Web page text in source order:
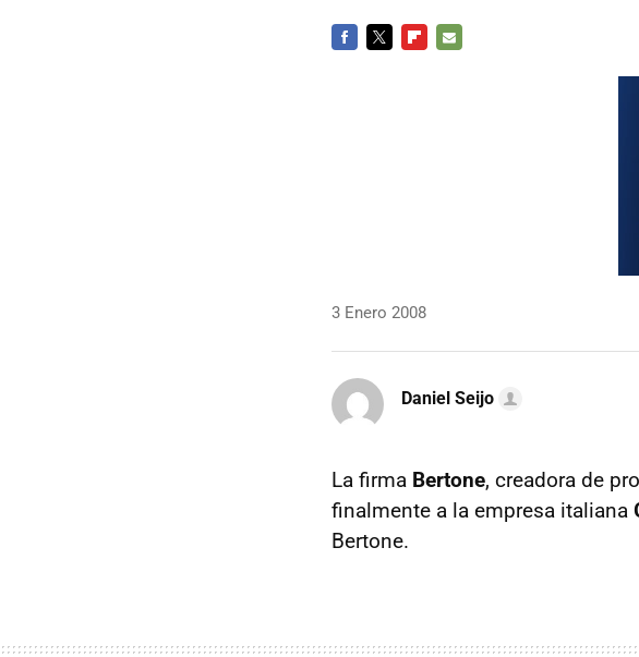
3 Enero 2008
Daniel Seijo
La firma Bertone, creadora de
finalmente a la empresa italiana
Bertone.